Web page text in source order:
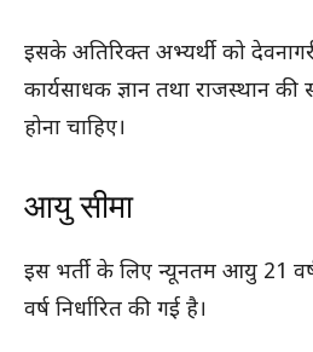
इसके अतिरिक्त अभ्यर्थी को
कार्यसाधक ज्ञान तथा राजस्थान की
होना चाहिए।
आयु सीमा
इस भर्ती के लिए न्यूनतम आयु 21
वर्ष निर्धारित की गई है।